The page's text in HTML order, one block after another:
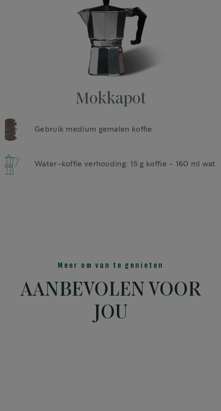
Mokkapot
Gebruik medium gemalen koffie
Water-koffie verhouding: 15 g koffie - 160 ml
Meer om van te genieten
AANBEVOLEN VOOR
JOU